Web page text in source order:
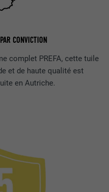
CONVICTION
complet PREFA, cette tuile
et de haute qualité est
en Autriche.